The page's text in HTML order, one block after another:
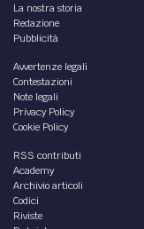
La nostra storia
Redazione
Pubblicità
Avvertenze legali
Contestazioni
Note legali
Privacy Policy
Cookie Policy
RSS contributi
Academy
Archivio articoli
Codici
Riviste